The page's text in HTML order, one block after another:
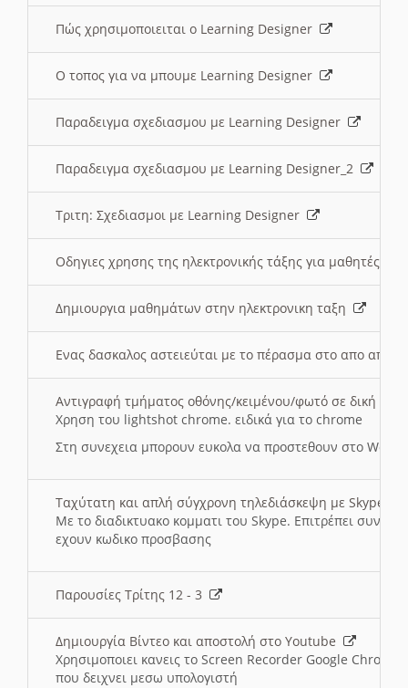
Πώς χρησιμοποιειται ο Learning Designer
O τοπος για να μπουμε Learning Designer
Παραδειγμα σχεδιασμου με Learning Designer
Παραδειγμα σχεδιασμου με Learning Designer_2
Τριτη: Σχεδιασμοι με Learning Designer
Οδηγιες χρησης της ηλεκτρονικής τάξης για μαθητές
Δημιουργια μαθημάτων στην ηλεκτρονικη ταξη
Ενας δασκαλος αστειεύται με το πέρασμα στο απο
Αντιγραφή τμήματος οθόνης/κειμένου/φωτό σε δική
Χρηση του lightshot chrome. ειδικά για το chrome
Στη συνεχεια μπορουν ευκολα να προστεθουν στο Word
Ταχύτατη και απλή σύγχρονη τηλεδιάσκεψη με Skype
Με το διαδικτυακο κομματι του Skype. Επιτρέπει
εχουν κωδικο προσβασης
Παρουσίες Τρίτης 12 - 3
Δημιουργία Βίντεο και αποστολή στο Youtube
Χρησιμοποιει κανεις το Screen Recorder Google Chrome
που δειχνει μεσω υπολογιστή